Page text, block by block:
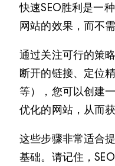
快速SEO胜利是一
网站的效果，而不
通过关注可行的策
断开的链接、定位
等），您可以创建
优化的网站，从而
这些步骤非常适合
基础。请记住，